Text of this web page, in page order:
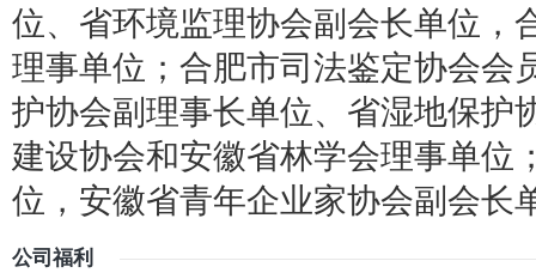
位、省环境监理协会副会长单位，
理事单位；合肥市司法鉴定协会会
护协会副理事长单位、省湿地保护
建设协会和安徽省林学会理事单位
位，安徽省青年企业家协会副会长
公司福利